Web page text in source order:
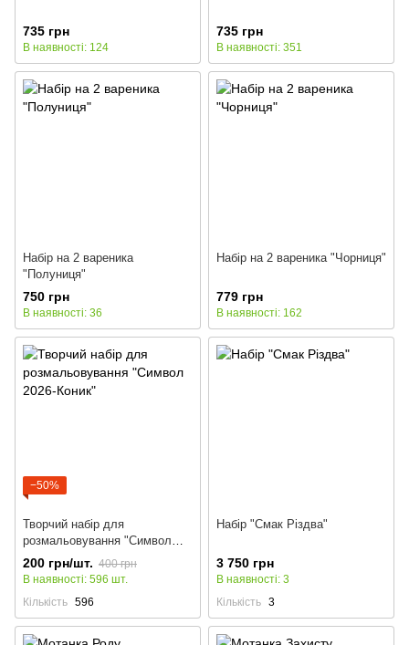
735 грн
В наявності: 124
735 грн
В наявності: 351
Набір на 2 вареника
"Полуниця"
750 грн
В наявності: 36
Набір на 2 вареника "Чорниця"
779 грн
В наявності: 162
−50%
Творчий набір для
розмальовування "Символ
2026-Коник"
200 грн/шт. 400 грн
В наявності: 596 шт.
Кількість 596
Набір "Смак Різдва"
3 750 грн
В наявності: 3
Кількість 3